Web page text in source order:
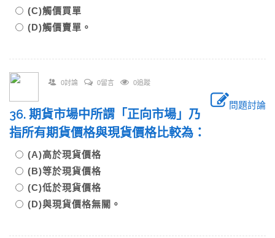
(C)觸價買單
(D)觸價賣單。
0討論 0留言 0追蹤
問題討論
36. 期貨市場中所謂「正向市場」乃
指所有期貨價格與現貨價格比較為：
(A)高於現貨價格
(B)等於現貨價格
(C)低於現貨價格
(D)與現貨價格無關。